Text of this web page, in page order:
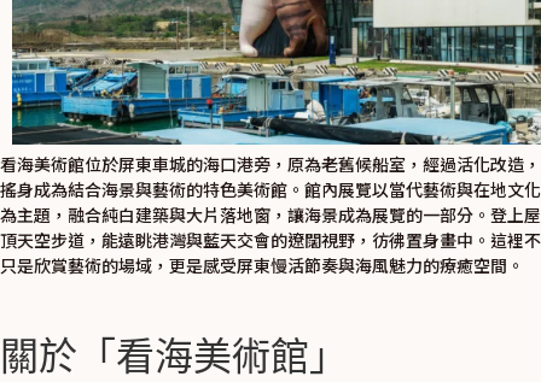
看海美術館位於屏東車城的海口港旁，原為老舊候船室，經過活化改造，
搖身成為結合海景與藝術的特色美術館。館內展覽以當代藝術與在地文化
為主題，融合純白建築與大片落地窗，讓海景成為展覽的一部分。登上屋
頂天空步道，能遠眺港灣與藍天交會的遼闊視野，彷彿置身畫中。這裡不
只是欣賞藝術的場域，更是感受屏東慢活節奏與海風魅力的療癒空間。
關於「看海美術館」